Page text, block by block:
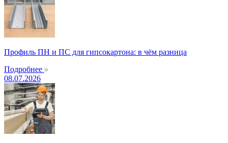
Профиль ПН и ПС для гипсокартона: в чём разница
Подробнее
08.07.2026